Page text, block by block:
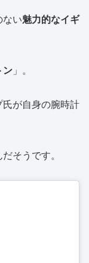
い魅力的なイギ
ン 」。
が自身の腕時計
そうです。